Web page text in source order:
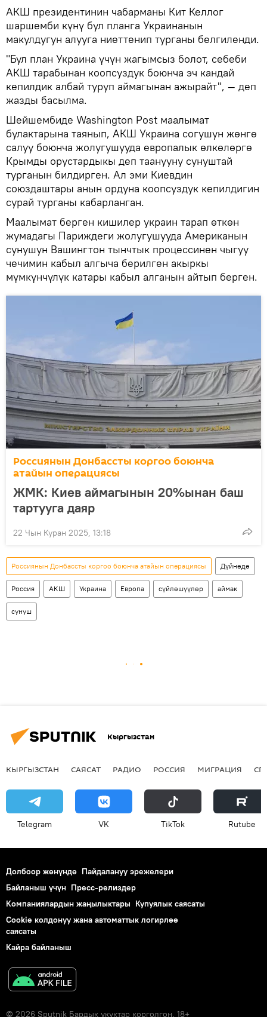
АКШ президентинин чабарманы Кит Келлог
шаршемби күнү бул планга Украинанын
макулдугун алууга ниеттенип турганы белгиленди.
"Бул план Украина үчүн жагымсыз болот, себеби
АКШ тарабынан коопсуздук боюнча эч кандай
кепилдик албай туруп аймагынан ажырайт", — деп
жазды басылма.
Шейшембиде Washington Post маалымат
булактарына таянып, АКШ Украина согушун жөнгө
салуу боюнча жолугушууда европалык өлкөлөргө
Крымды орустардыкы деп таанууну сунуштай
турганын билдирген. Ал эми Киевдин
союздаштары анын ордуна коопсуздук кепилдигин
сурай турганы кабарланган.
Маалымат берген кишилер украин тарап өткөн
жумадагы Париждеги жолугушууда Американын
сунушун Вашингтон тынчтык процессинен чыгуу
чечимин кабыл алгыча берилген акыркы
мүмкүнчүлүк катары кабыл алганын айтып берген.
Россиянын Донбассты коргоо боюнча
атайын операциясы
ЖМК: Киев аймагынын 20%ынан баш
тартууга даяр
22 Чын Куран 2025, 13:18
Россиянын Донбассты коргоо боюнча атайын операциясы Дүйнөдө
Россия АКШ Украина Европа сүйлөшүүлөр аймак
сунуш
Кыргызстан
КЫРГЫЗСТАН САЯСАТ РАДИО РОССИЯ МИГРАЦИЯ
Telegram VK ТikТоk Rutube
Долбоор жөнүндө Пайдалануу эрежелери
Байланыш үчүн Пресс-релиздер
Компаниялардын жаңылыктары Купуялык саясаты
Cookie колдонуу жана автоматтык логирлөө
саясаты
Кайра байланыш
© 2026 Sputnik Бардык укуктар корголгон. 18+